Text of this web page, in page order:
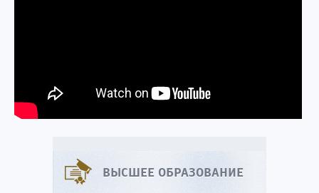
ВЫСШЕЕ ОБРАЗОВАНИЕ